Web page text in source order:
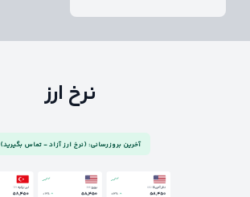
نرخ ارز
آخرین بروزرسانی: (نرخ ارز آزاد - تماس بگیرید)